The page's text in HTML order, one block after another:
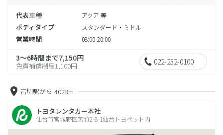
代表車種 アクア 等
ボディタイプ スタンダード・ミドル
営業時間 08:00-20:00
3～6時間まで7,150円
免責補償制度1,100円 022-232-0100
岩切駅から 4028m
トヨタレンタカー本社
仙台市宮城野区苦竹2-8-1仙台トヨペット内